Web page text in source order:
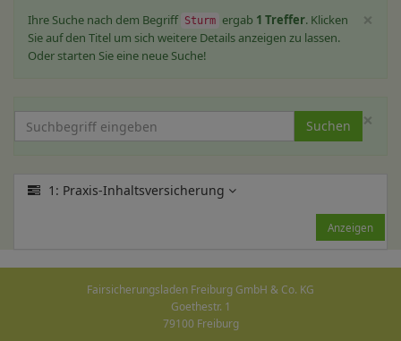
×
Ihre Suche nach dem Begriff Sturm ergab 1 Treffer. Klicken
Sie auf den Titel um sich weitere Details anzeigen zu lassen.
Oder starten Sie eine neue Suche!
×
Suchen
1: Praxis-Inhaltsversicherung
Anzeigen
Fairsicherungsladen Freiburg GmbH & Co. KG
Goethestr. 1
79100 Freiburg